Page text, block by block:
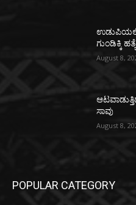
ಉಡುಪಿಯಲ್ಲಿ
ಗುಂಡಿಕ್ಕಿ
August 8,
ಸಾವು
August 8,
POPULAR CATEGORY